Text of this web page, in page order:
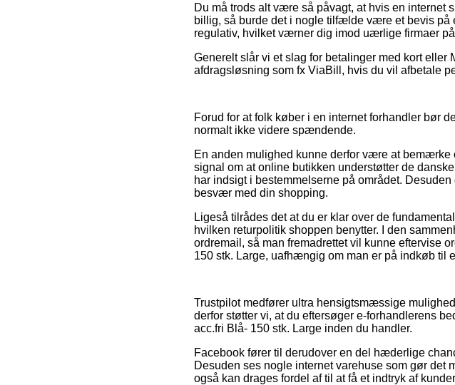
Du må trods alt være så påvagt, at hvis en
billig, så burde det i nogle tilfælde være et bevis
regulativ, hvilket værner dig imod uærlige firmaer
Generelt slår vi et slag for betalinger med kort
afdragsløsning som fx ViaBill, hvis du vil afbetale
Forud for at folk køber i en internet forhandler bør
normalt ikke videre spændende.
En anden mulighed kunne derfor være at
signal om at online butikken understøtter de
har indsigt i bestemmelserne på området.
besvær med din shopping.
Ligeså tilrådes det at du er klar over de
hvilken returpolitik shoppen benytter. I den
ordremail, så man fremadrettet vil kunne eftervise
150 stk. Large, uafhængig om man er på indkøb til
Trustpilot medfører ultra hensigtsmæssige
derfor støtter vi, at du eftersøger e-forhandlerens
acc.fri Blå- 150 stk. Large inden du handler.
Facebook fører til derudover en del hæderlige
Desuden ses nogle internet varehuse som gør det
også kan drages fordel af til at få et indtryk af